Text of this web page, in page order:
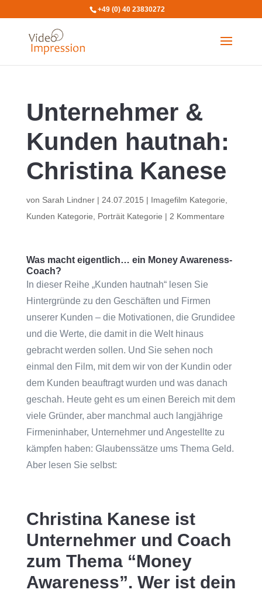
+49 (0) 40 23830272
Unternehmer &
Kunden hautnah:
Christina Kanese
von Sarah Lindner| 24.07.2015 | Imagefilm Kategorie
Kunden Kategorie
Porträit Kategorie | 2 Kommentare
Was macht eigentlich… ein Money Awareness-
Coach?
In dieser Reihe „Kunden hautnah“ lesen Sie
Hintergründe zu den Geschäften und Firmen
unserer Kunden – die Motivationen, die Grundidee
und die Werte, die damit in die Welt hinaus
gebracht werden sollen. Und Sie sehen noch
einmal den Film, mit dem wir von der Kundin oder
dem Kunden beauftragt wurden und was danach
geschah. Heute geht es um einen Bereich mit dem
viele Gründer, aber manchmal auch langjährige
Firmeninhaber, Unternehmer und Angestellte zu
kämpfen haben: Glaubenssätze ums Thema Geld.
Aber lesen Sie selbst:
Christina Kanese ist
Unternehmer und Coach
zum Thema “Money
Awareness”. Wer ist dein